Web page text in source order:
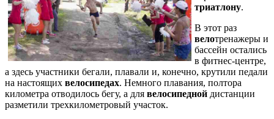
триатлону.
В этот раз
велотренажеры и
бассейн остались
в фитнес-центре,
а здесь участники бегали, плавали и, конечно, крутили педали
на настоящих велосипедах. Немного плавания, полтора
километра отводилось бегу, а для велосипедной дистанции
разметили трехкилометровый участок.